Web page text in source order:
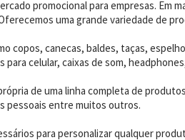
promocional para empresas. Em
uma grande variedade de
canecas, baldes, taças,
celular, caixas de som,
de uma linha completa de
pessoais entre muitos outros.
para personalizar qualquer